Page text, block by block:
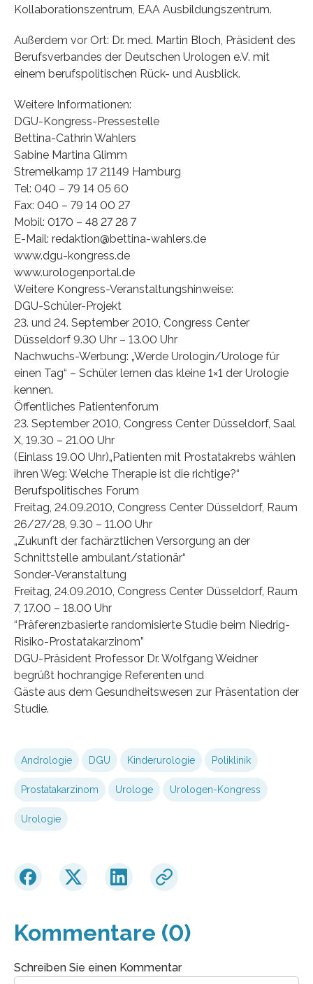
Kollaborationszentrum, EAA Ausbildungszentrum.
Außerdem vor Ort: Dr. med. Martin Bloch, Präsident des
Berufsverbandes der Deutschen Urologen e.V. mit
einem berufspolitischen Rück- und Ausblick.
Weitere Informationen:
DGU-Kongress-Pressestelle
Bettina-Cathrin Wahlers
Sabine Martina Glimm
Stremelkamp 17 21149 Hamburg
Tel: 040 – 79 14 05 60
Fax: 040 – 79 14 00 27
Mobil: 0170 – 48 27 28 7
E-Mail: redaktion@bettina-wahlers.de
www.dgu-kongress.de
www.urologenportal.de
Weitere Kongress-Veranstaltungshinweise:
DGU-Schüler-Projekt
23. und 24. September 2010, Congress Center
Düsseldorf 9.30 Uhr – 13.00 Uhr
Nachwuchs-Werbung: „Werde Urologin/Urologe für
einen Tag“ – Schüler lernen das kleine 1×1 der Urologie
kennen.
Öffentliches Patientenforum
23. September 2010, Congress Center Düsseldorf, Saal
X, 19.30 – 21.00 Uhr
(Einlass 19.00 Uhr)„Patienten mit Prostatakrebs wählen
ihren Weg: Welche Therapie ist die richtige?“
Berufspolitisches Forum
Freitag, 24.09.2010, Congress Center Düsseldorf, Raum
26/27/28, 9.30 – 11.00 Uhr
„Zukunft der fachärztlichen Versorgung an der
Schnittstelle ambulant/stationär“
Sonder-Veranstaltung
Freitag, 24.09.2010, Congress Center Düsseldorf, Raum
7, 17.00 – 18.00 Uhr
“Präferenzbasierte randomisierte Studie beim Niedrig-
Risiko-Prostatakarzinom”
DGU-Präsident Professor Dr. Wolfgang Weidner
begrüßt hochrangige Referenten und
Gäste aus dem Gesundheitswesen zur Präsentation der
Studie.
Andrologie DGU Kinderurologie Poliklinik
Prostatakarzinom Urologe Urologen-Kongress
Urologie
Kommentare (0)
Schreiben Sie einen Kommentar